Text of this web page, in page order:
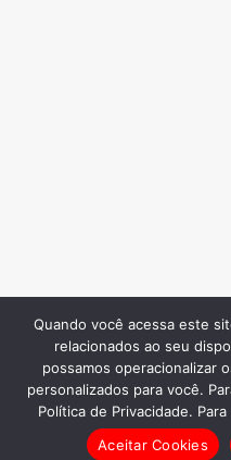
Quando você acessa este
relacionados ao seu
possamos operacionalizar
personalizados para você.
Política de Privacidade.
Aceitar Cookies